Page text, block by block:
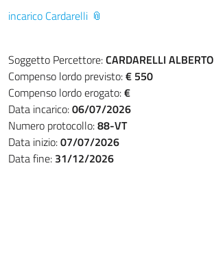
incarico Cardarelli
Soggetto Percettore:CARDARELLI ALBERTO
Compenso lordo previsto:€ 550
Compenso lordo erogato:€
Data incarico:06/07/2026
Numero protocollo:88-VT
Data inizio:07/07/2026
Data fine: 31/12/2026